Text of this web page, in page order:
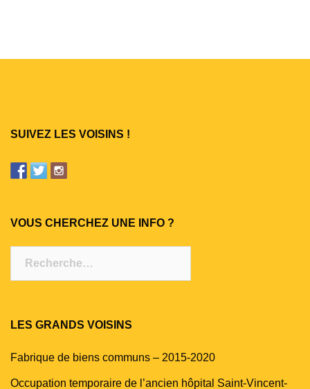
SUIVEZ LES VOISINS !
VOUS CHERCHEZ UNE INFO ?
LES GRANDS VOISINS
Fabrique de biens communs – 2015-2020
Occupation temporaire de l’ancien hôpital Saint-Vincent-